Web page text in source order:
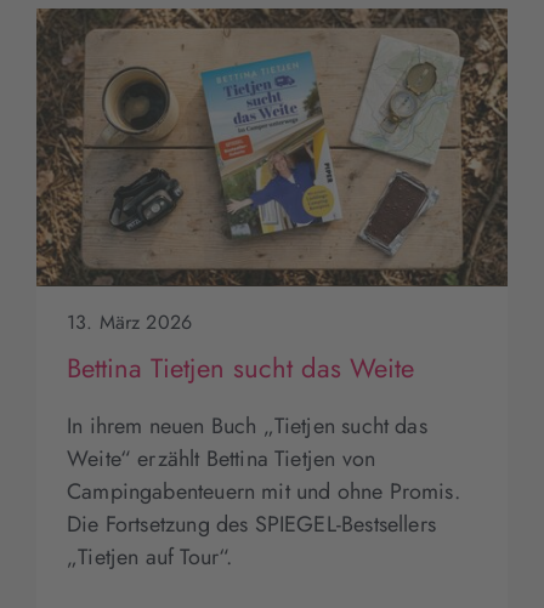
13. März 2026
Bettina Tietjen sucht das Weite
In ihrem neuen Buch „Tietjen sucht das
Weite“ erzählt Bettina Tietjen von
Campingabenteuern mit und ohne Promis.
Die Fortsetzung des SPIEGEL-Bestsellers
„Tietjen auf Tour“.